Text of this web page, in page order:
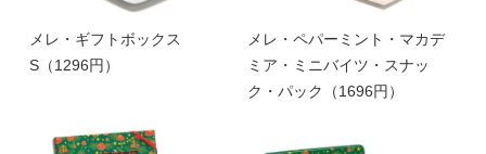
メレ・ギフトボックス
S（1296円）
メレ・ペパーミント・マカデ
ミア・ミニバイツ・スナッ
ク・パック（1696円）